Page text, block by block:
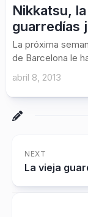
Nikkatsu,
guarredías
La próxima
de Barcelona le
abril 8, 2013
NEXT
La vieja